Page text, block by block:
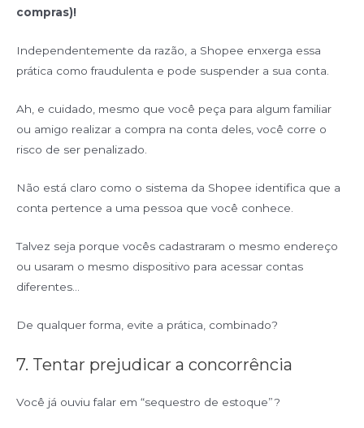
compras)!
Independentemente da razão, a Shopee enxerga essa
prática como fraudulenta e pode suspender a sua conta.
Ah, e cuidado, mesmo que você peça para algum familiar
ou amigo realizar a compra na conta deles, você corre o
risco de ser penalizado.
Não está claro como o sistema da Shopee identifica que a
conta pertence a uma pessoa que você conhece.
Talvez seja porque vocês cadastraram o mesmo endereço
ou usaram o mesmo dispositivo para acessar contas
diferentes…
De qualquer forma, evite a prática, combinado?
7. Tentar prejudicar a concorrência
Você já ouviu falar em “sequestro de estoque”?